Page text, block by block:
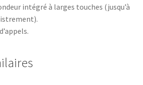
intégré à larges touches (jusqu’à